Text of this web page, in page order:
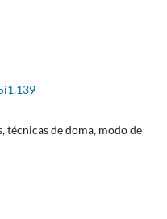
técnicas de doma, modo de